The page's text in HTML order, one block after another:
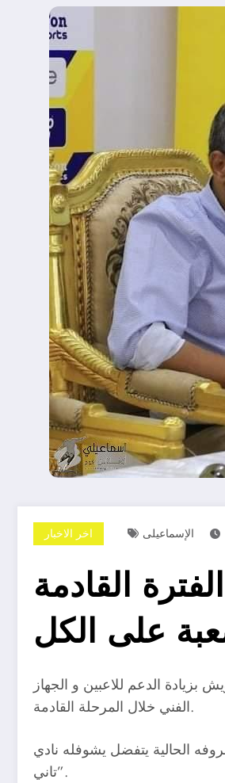
اخر الاخبار الإسماعيلى
القادمة
على الكل
بزيادة الدعم للاعبين و الجهاز
الفني خلال المرحلة القادمة.
الحالية يتفضل يشوفله نادي
تاني”.